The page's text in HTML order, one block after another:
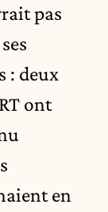
pas
: deux
ont
en